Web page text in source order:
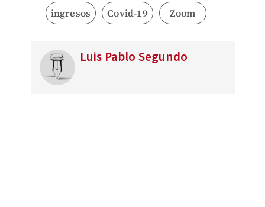
ingresos Covid-19 Zoom
Luis Pablo Segundo